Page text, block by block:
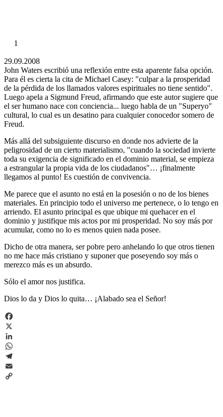
1
29.09.2008
John Waters escribió una reflexión entre esta aparente falsa opción.
Para él es cierta la cita de Michael Casey: "culpar a la prosperidad
de la pérdida de los llamados valores espirituales no tiene sentido".
Luego apela a Sigmund Freud, afirmando que este autor sugiere que
el ser humano nace con conciencia... luego habla de un "Superyo"
cultural, lo cual es un desatino para cualquier conocedor somero de
Freud.
Más allá del subsiguiente discurso en donde nos advierte de la
peligrosidad de un cierto materialismo, "cuando la sociedad invierte
toda su exigencia de significado en el dominio material, se empieza
a estrangular la propia vida de los ciudadanos"… ¡finalmente
llegamos al punto! Es cuestión de convivencia.
Me parece que el asunto no está en la posesión o no de los bienes
materiales. En principio todo el universo me pertenece, o lo tengo en
arriendo. El asunto principal es que ubique mi quehacer en el
dominio y justifique mis actos por mi prosperidad. No soy más por
acumular, como no lo es menos quien nada posee.
Dicho de otra manera, ser pobre pero anhelando lo que otros tienen
no me hace más cristiano y suponer que poseyendo soy más o
merezco más es un absurdo.
Sólo el amor nos justifica.
Dios lo da y Dios lo quita… ¡Alabado sea el Señor!
Facebook
X
LinkedIn
WhatsApp
Telegram
Email